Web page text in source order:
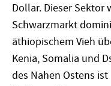
Dollar. Dieser Sektor
Schwarzmarkt
äthiopischem Vieh
Kenia, Somalia und
des Nahen Ostens